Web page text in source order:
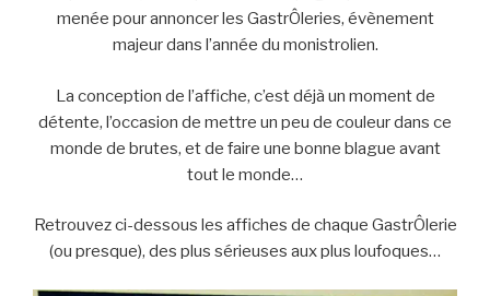
menée pour annoncer les GastrÔleries, évènement
majeur dans l’année du monistrolien.
La conception de l’affiche, c’est déjà un moment de
détente, l’occasion de mettre un peu de couleur dans ce
monde de brutes, et de faire une bonne blague avant
tout le monde…
Retrouvez ci-dessous les affiches de chaque GastrÔlerie
(ou presque), des plus sérieuses aux plus loufoques…